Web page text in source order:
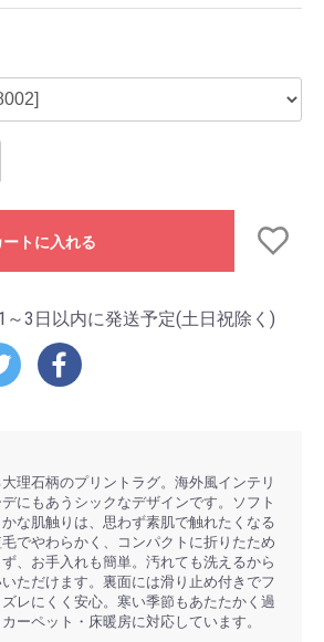
ートに入れる
～3日以内に発送予定(土日祝除く)
理石柄のプリントラグ。海外風インテリ
にもあうシックなデザインです。ソフト
な肌触りは、思わず素肌で触れたくなる
でやわらかく、コンパクトに折りたため
、お手入れも簡単。汚れても洗えるから
ただけます。裏面には滑り止め付きでフ
レにくく安心。寒い季節もあたたかく過
ーペット・床暖房に対応しています。